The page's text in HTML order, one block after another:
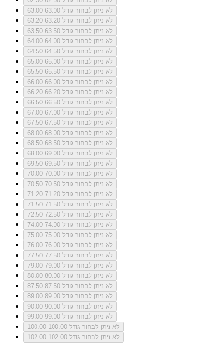
63.00
לא ניתן לבחור גודל 63.00
63.20
לא ניתן לבחור גודל 63.20
63.50
לא ניתן לבחור גודל 63.50
64.00
לא ניתן לבחור גודל 64.00
64.50
לא ניתן לבחור גודל 64.50
65.00
לא ניתן לבחור גודל 65.00
65.50
לא ניתן לבחור גודל 65.50
66.00
לא ניתן לבחור גודל 66.00
66.20
לא ניתן לבחור גודל 66.20
66.50
לא ניתן לבחור גודל 66.50
67.00
לא ניתן לבחור גודל 67.00
67.50
לא ניתן לבחור גודל 67.50
68.00
לא ניתן לבחור גודל 68.00
68.50
לא ניתן לבחור גודל 68.50
69.00
לא ניתן לבחור גודל 69.00
69.50
לא ניתן לבחור גודל 69.50
70.00
לא ניתן לבחור גודל 70.00
70.50
לא ניתן לבחור גודל 70.50
71.20
לא ניתן לבחור גודל 71.20
71.50
לא ניתן לבחור גודל 71.50
72.50
לא ניתן לבחור גודל 72.50
74.00
לא ניתן לבחור גודל 74.00
75.00
לא ניתן לבחור גודל 75.00
76.00
לא ניתן לבחור גודל 76.00
77.50
לא ניתן לבחור גודל 77.50
79.00
לא ניתן לבחור גודל 79.00
80.00
לא ניתן לבחור גודל 80.00
87.50
לא ניתן לבחור גודל 87.50
89.00
לא ניתן לבחור גודל 89.00
90.00
לא ניתן לבחור גודל 90.00
99.00
לא ניתן לבחור גודל 99.00
100.00
לא ניתן לבחור גודל 100.00
102.00
לא ניתן לבחור גודל 102.00